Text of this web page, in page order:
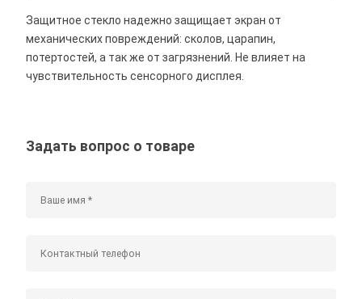
Защитное стекло надежно защищает экран от
механических повреждений: сколов, царапин,
потертостей, а так же от загрязнений. Не влияет на
чувствительность сенсорного дисплея.
Задать вопрос о товаре